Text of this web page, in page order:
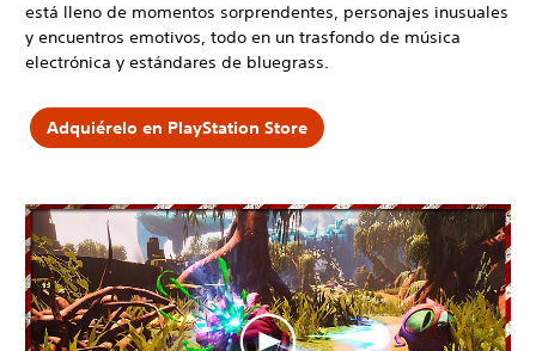
está lleno de momentos sorprendentes, personajes inusuales
y encuentros emotivos, todo en un trasfondo de música
electrónica y estándares de bluegrass.
Adquiérelo en PlayStation Store